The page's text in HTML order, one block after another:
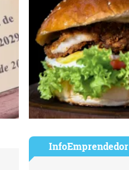
InfoEmprendedor